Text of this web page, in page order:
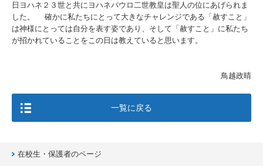
日ヨハネ２３世と共にヨハネパウロ二世教皇は聖人の位にあげられま
した。
確かに私たちにとって大きなチャレンジである「赦すこと」
は神様にとっては自分を表す姿であり、そして「赦すこと」に私たち
が招かれていることをこの日は教えていると思います。
鳥越政晴
一覧に戻る
在校生・保護者のページ